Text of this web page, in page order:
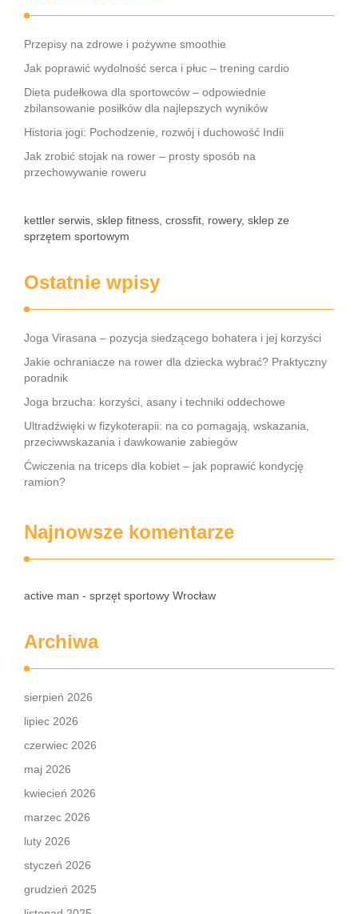
Przepisy na zdrowe i pożywne smoothie
Jak poprawić wydolność serca i płuc – trening cardio
Dieta pudełkowa dla sportowców – odpowiednie
zbilansowanie posiłków dla najlepszych wyników
Historia jogi: Pochodzenie, rozwój i duchowość Indii
Jak zrobić stojak na rower – prosty sposób na
przechowywanie roweru
kettler serwis, sklep fitness, crossfit, rowery, sklep ze
sprzętem sportowym
Ostatnie wpisy
Joga Virasana – pozycja siedzącego bohatera i jej korzyści
Jakie ochraniacze na rower dla dziecka wybrać? Praktyczny
poradnik
Joga brzucha: korzyści, asany i techniki oddechowe
Ultradźwięki w fizykoterapii: na co pomagają, wskazania,
przeciwwskazania i dawkowanie zabiegów
Ćwiczenia na triceps dla kobiet – jak poprawić kondycję
ramion?
Najnowsze komentarze
active man - sprzęt sportowy Wrocław
Archiwa
sierpień 2026
lipiec 2026
czerwiec 2026
maj 2026
kwiecień 2026
marzec 2026
luty 2026
styczeń 2026
grudzień 2025